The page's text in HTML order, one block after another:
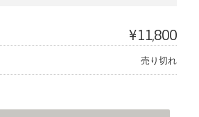
¥11,800
売り切れ